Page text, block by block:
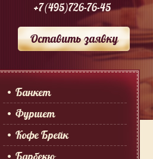
+7(495)726-76-45
Оставить заявку
Банкет
Фуршет
Кофе Брейк